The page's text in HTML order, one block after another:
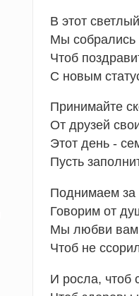
В этот
Мы собрались
Чтоб
С новым
Принимайте
От друзей
Этот день -
Пусть
Поднимаем
Говорим от
Мы любви вам
Чтоб не
И росла, чтоб